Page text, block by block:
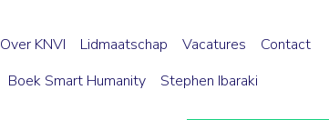
Boek Smart Humanity Stephen Ibaraki
Over KNVI Lidmaatschap Vacatures Contact